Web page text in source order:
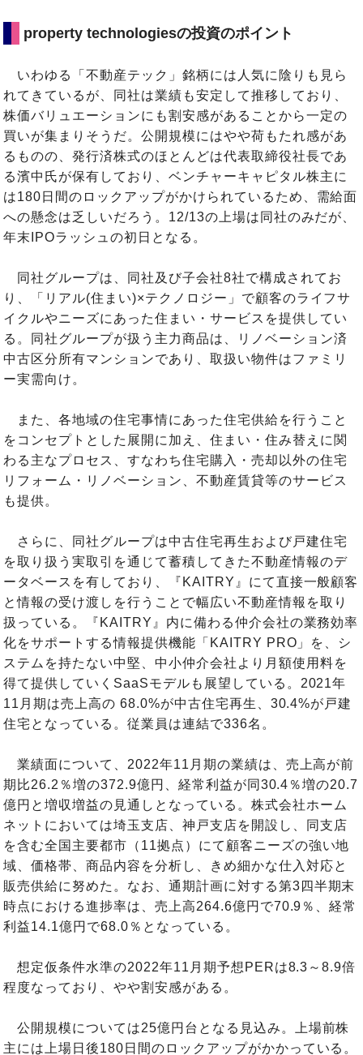
property technologiesの投資のポイント
いわゆる「不動産テック」銘柄には人気に陰りも見ら
れてきているが、同社は業績も安定して推移しており、
株価バリュエーションにも割安感があることから一定の
買いが集まりそうだ。公開規模にはやや荷もたれ感があ
るものの、発行済株式のほとんどは代表取締役社長であ
る濱中氏が保有しており、ベンチャーキャピタル株主に
は180日間のロックアップがかけられているため、需給面
への懸念は乏しいだろう。12/13の上場は同社のみだが、
年末IPOラッシュの初日となる。
同社グループは、同社及び子会社8社で構成されてお
り、「リアル(住まい)×テクノロジー」で顧客のライフサ
イクルやニーズにあった住まい・サービスを提供してい
る。同社グループが扱う主力商品は、リノベーション済
中古区分所有マンションであり、取扱い物件はファミリ
ー実需向け。
また、各地域の住宅事情にあった住宅供給を行うこと
をコンセプトとした展開に加え、住まい・住み替えに関
わる主なプロセス、すなわち住宅購入・売却以外の住宅
リフォーム・リノベーション、不動産賃貸等のサービス
も提供。
さらに、同社グループは中古住宅再生および戸建住宅
を取り扱う実取引を通じて蓄積してきた不動産情報のデ
ータベースを有しており、『KAITRY』にて直接一般顧客
と情報の受け渡しを行うことで幅広い不動産情報を取り
扱っている。『KAITRY』内に備わる仲介会社の業務効率
化をサポートする情報提供機能「KAITRY PRO」を、シ
ステムを持たない中堅、中小仲介会社より月額使用料を
得て提供していくSaaSモデルも展望している。2021年
11月期は売上高の 68.0%が中古住宅再生、30.4%が戸建
住宅となっている。従業員は連結で336名。
業績面について、2022年11月期の業績は、売上高が前
期比26.2％増の372.9億円、経常利益が同30.4％増の20.7
億円と増収増益の見通しとなっている。株式会社ホーム
ネットにおいては埼玉支店、神戸支店を開設し、同支店
を含む全国主要都市（11拠点）にて顧客ニーズの強い地
域、価格帯、商品内容を分析し、きめ細かな仕入対応と
販売供給に努めた。なお、通期計画に対する第3四半期末
時点における進捗率は、売上高264.6億円で70.9％、経常
利益14.1億円で68.0％となっている。
想定仮条件水準の2022年11月期予想PERは8.3～8.9倍
程度なっており、やや割安感がある。
公開規模については25億円台となる見込み。上場前株
主には上場日後180日間のロックアップがかかっている。